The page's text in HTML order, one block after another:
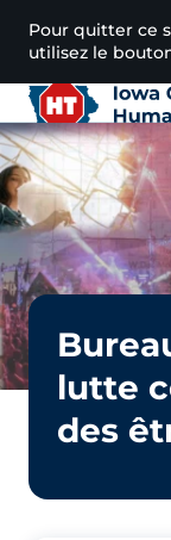
Passer au
Pour quitter ce
utilisez le
Zone d'alerte
Image
lutte
des